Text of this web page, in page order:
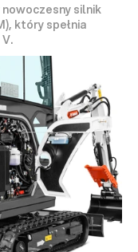
silnik
, który spełnia
.